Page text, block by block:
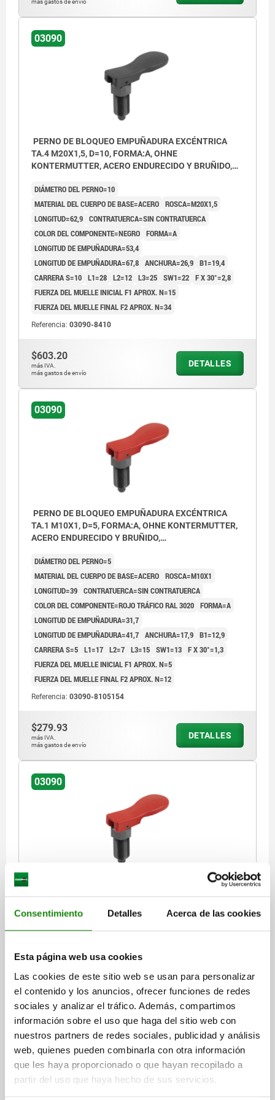
Consentimiento Detalles Acerca de las cookies
Esta página web usa cookies
Las cookies de este sitio web se usan para personalizar
el contenido y los anuncios, ofrecer funciones de redes
sociales y analizar el tráfico. Además, compartimos
información sobre el uso que haga del sitio web con
nuestros partners de redes sociales, publicidad y análisis
web, quienes pueden combinarla con otra información
que les haya proporcionado o que hayan recopilado a
partir del uso que haya hecho de sus servicios.
más gastos de envío
03090
PERNO DE BLOQUEO EMPUÑADURA EXCÉNTRICA
TA.4 M20X1,5, D=10, FORMA:A, OHNE
KONTERMUTTER, ACERO ENDURECIDO Y BRUÑIDO,
DIÁMETRO DEL PERNO=10
MATERIAL DEL CUERPO DE BASE=ACERO ROSCA=M20X1,5
LONGITUD=62,9 CONTRATUERCA=SIN CONTRATUERCA
COLOR DEL COMPONENTE=NEGRO FORMA=A
LONGITUD DE EMPUÑADURA=53,4
LONGITUD DE EMPUÑADURA=67,8 ANCHURA=26,9 B1=19,4
CARRERA S=10 L1=28 L2=12 L3=25 SW1=22 F X 30°=2,8
FUERZA DEL MUELLE INICIAL F1 APROX. N=15
FUERZA DEL MUELLE FINAL F2 APROX. N=34
Referencia: 03090-8410
$603.20
más IVA.
más gastos de envío
DETALLES
03090
PERNO DE BLOQUEO EMPUÑADURA EXCÉNTRICA
TA.1 M10X1, D=5, FORMA:A, OHNE KONTERMUTTER,
ACERO ENDURECIDO Y BRUÑIDO,
DIÁMETRO DEL PERNO=5
MATERIAL DEL CUERPO DE BASE=ACERO ROSCA=M10X1
LONGITUD=39 CONTRATUERCA=SIN CONTRATUERCA
COLOR DEL COMPONENTE=ROJO TRÁFICO RAL 3020 FORMA=A
LONGITUD DE EMPUÑADURA=31,7
LONGITUD DE EMPUÑADURA=41,7 ANCHURA=17,9 B1=12,9
CARRERA S=5 L1=17 L2=7 L3=15 SW1=13 F X 30°=1,3
FUERZA DEL MUELLE INICIAL F1 APROX. N=5
FUERZA DEL MUELLE FINAL F2 APROX. N=12
Referencia: 03090-8105154
$279.93
más IVA.
más gastos de envío
DETALLES
03090
PERNO DE BLOQUEO EMPUÑADURA EXCÉNTRICA
TA.2 M12X1,5, D=6, FORMA:A, OHNE
KONTERMUTTER, ACERO ENDURECIDO Y BRUÑIDO,
DIÁMETRO DEL PERNO=6
LONGITUD=44 CONTRATUERCA=SIN CONTRATUERCA
COLOR DEL COMPONENTE=ROJO TRÁFICO RAL 3020
FORMA=A
LONGITUD DE EMPUÑADURA=31,6
LONGITUD DE EMPUÑADURA=41,7
ANCHURA=17,9 B1=12,9
CARRERA S=6
L1=20 L2=8 L3=17 SW1=14 F X 30°=1,8
FUERZA DEL MUELLE INICIAL F1 APROX. N=6
FUERZA DEL MUELLE FINAL F2 APROX. N=14
Referencia: 03090-8206154